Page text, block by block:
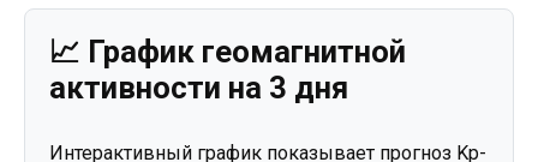
📈 График геомагнитной
активности на 3 дня
Интерактивный график показывает прогноз Kp-